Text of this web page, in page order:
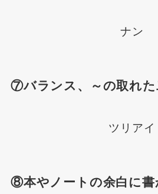
ナン
⑦バランス、～の取れた
ツリアイ
⑧本やノートの余白に書